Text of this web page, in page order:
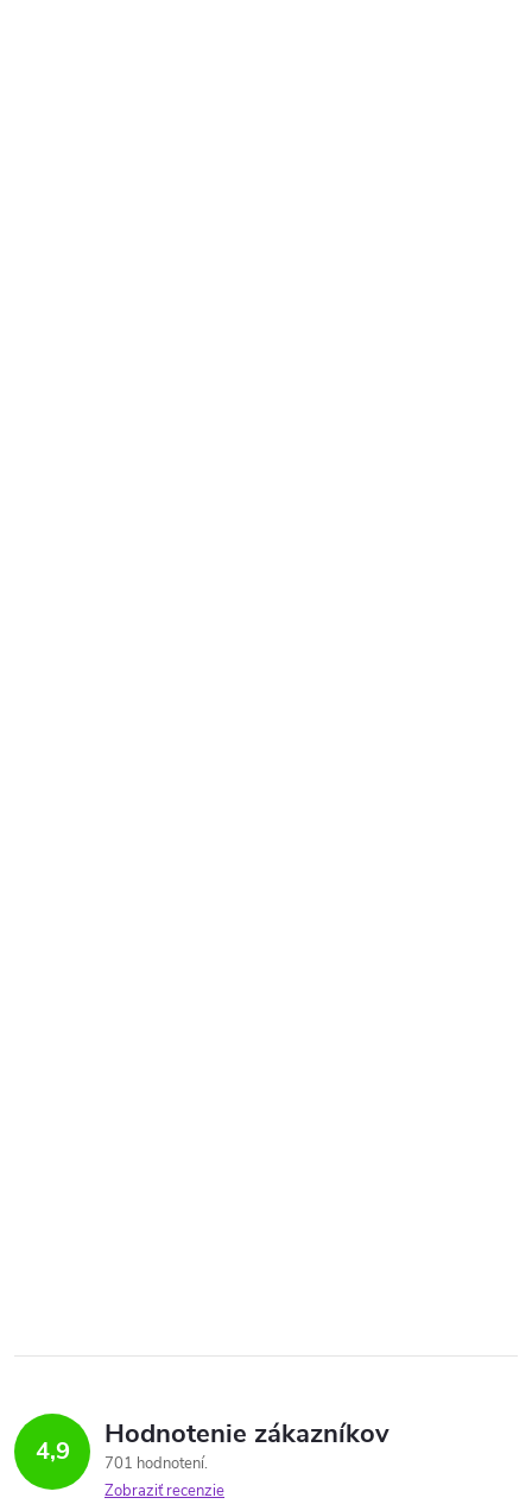
4,9 Hodnotenie zákazníkov
701 hodnotení
Zobraziť recenzie